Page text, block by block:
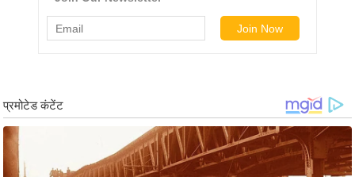
e
a
k
i